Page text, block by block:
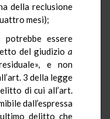
della reclusione
mesi);
essere
del giudizio a
e non
3 della legge
di cui all’art.
dall’espressa
delitto che